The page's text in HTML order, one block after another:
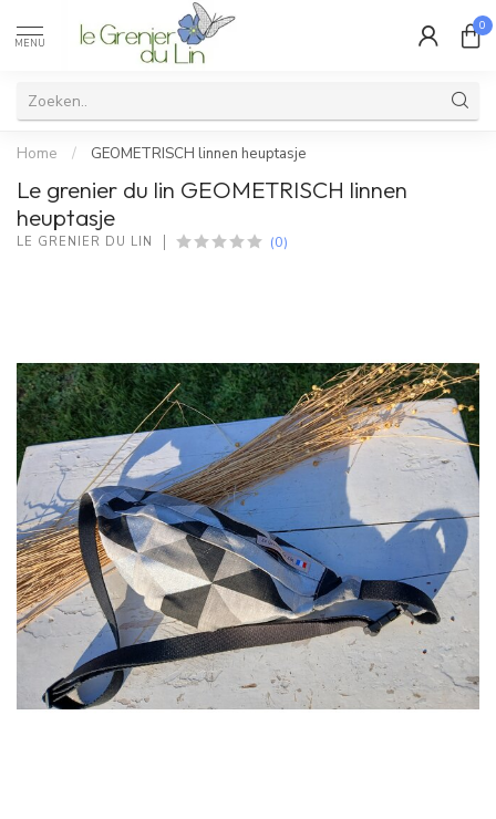
MENU
0
Home / GEOMETRISCH linnen heuptasje
Le grenier du lin GEOMETRISCH linnen
heuptasje
LE GRENIER DU LIN (0)